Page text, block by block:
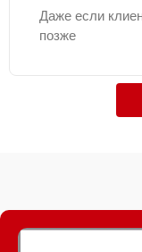
Даже если
позже